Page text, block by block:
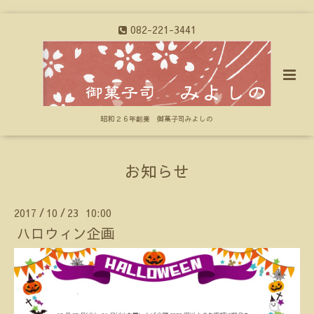
082-221-3441
昭和２６年創業 御菓子司みよしの
お知らせ
2017 / 10 / 23 10:00
ハロウィン企画